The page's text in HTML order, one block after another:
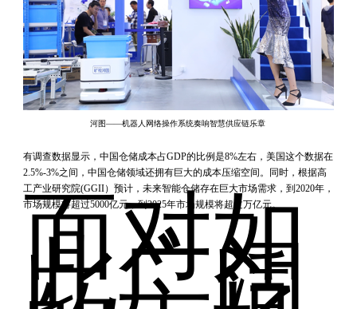
河图——机器人网络操作系统奏响智慧供应链乐章
有调查数据显示，中国仓储成本占GDP的比例是8%左右，美国这个数据在
2.5%-3%之间，中国仓储领域还拥有巨大的成本压缩空间。同时，根据高
工产业研究院(GGII）预计，未来智能仓储存在巨大市场需求，到2020年，
市场规模将超过5000亿元，到2025年市场规模将超过万亿元。
面对如
此广阔